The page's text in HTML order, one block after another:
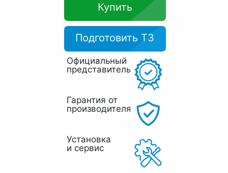
Купить
Подготовить ТЗ
Официальный
представитель
Гарантия от
производителя
Установка
и сервис